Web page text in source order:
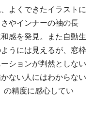
よくできたイラストに
やインナーの袖の長
感を発見。また自動生
うには見えるが、窓枠
ションが判然としない
ない人にはわからない
の精度に感心してい